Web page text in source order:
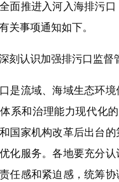
面推进入河入海排污
关事项通知如下。
认识加强排污口监督
流域、海域生态环境
系和治理能力现代化
国家机构改革后出台
化服务。各地要充分
任感和紧迫感，统筹